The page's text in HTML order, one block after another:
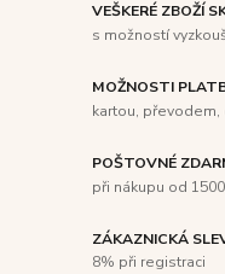
VEŠKERÉ ZBOŽÍ
s možností
MOŽNOSTI
kartou, převodem,
POŠTOVNÉ
při nákupu od
ZÁKAZNICKÁ
8% při registraci